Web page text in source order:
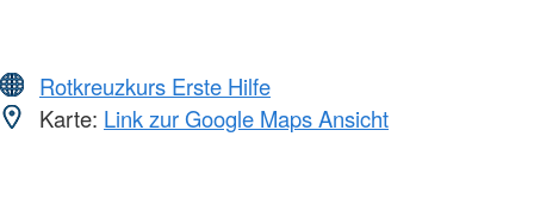
Rotkreuzkurs Erste Hilfe
Karte: Link zur Google Maps Ansicht